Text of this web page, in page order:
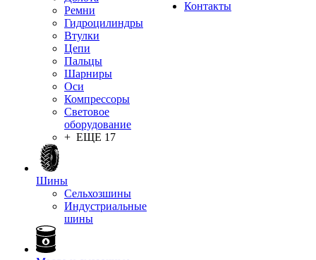
Ремни
Гидроцилиндры
Втулки
Цепи
Пальцы
Шарниры
Оси
Компрессоры
Световое
оборудование
+ ЕЩЕ 17
Шины
Сельхозшины
Индустриальные
шины
Контакты